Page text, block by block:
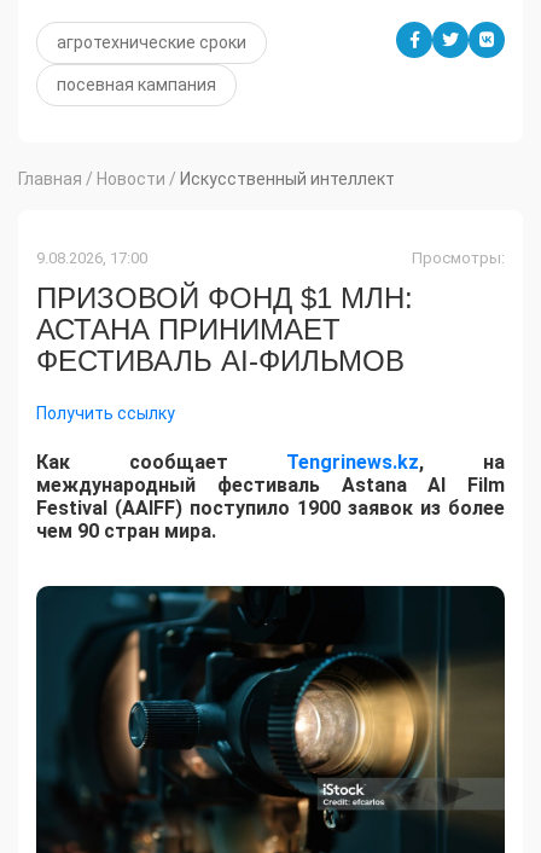
агротехнические сроки
посевная кампания
Главная / Новости / Искусственный интеллект
9.08.2026, 17:00 Просмотры:
ПРИЗОВОЙ ФОНД $1 МЛН:
АСТАНА ПРИНИМАЕТ
ФЕСТИВАЛЬ AI-ФИЛЬМОВ
Получить ссылку
Как сообщает Tengrinews.kz, на
международный фестиваль Astana AI Film
Festival (AAIFF) поступило 1900 заявок из более
чем 90 стран мира.